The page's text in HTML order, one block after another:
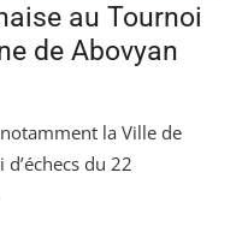
au Tournoi
de Abovyan
la Ville de
du 22